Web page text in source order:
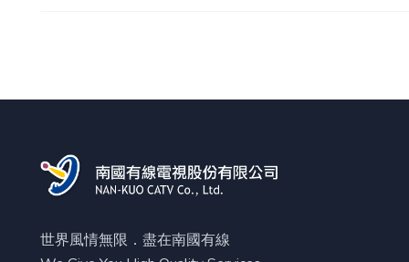
世界風情無限．盡在南國有線